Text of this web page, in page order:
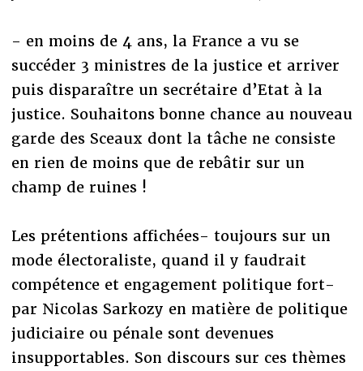
- en moins de 4 ans, la France a vu se
succéder 3 ministres de la justice et arriver
puis disparaître un secrétaire d’Etat à la
justice. Souhaitons bonne chance au nouveau
garde des Sceaux dont la tâche ne consiste
en rien de moins que de rebâtir sur un
champ de ruines !
Les prétentions affichées- toujours sur un
mode électoraliste, quand il y faudrait
compétence et engagement politique fort-
par Nicolas Sarkozy en matière de politique
judiciaire ou pénale sont devenues
insupportables. Son discours sur ces thèmes